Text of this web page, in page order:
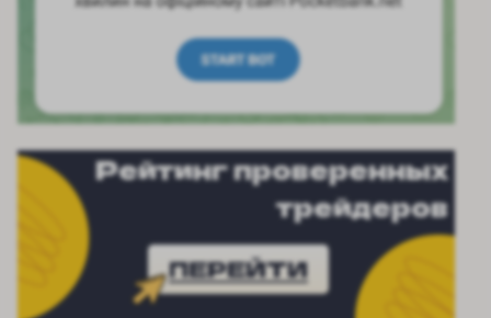
Рейтинг проверенных
трейдеров
ПЕРЕЙТИ